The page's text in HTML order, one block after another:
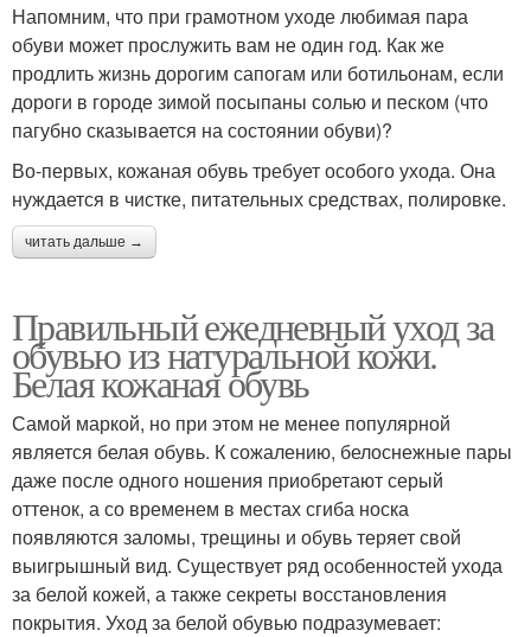
Напомним, что при грамотном уходе любимая пара
обуви может прослужить вам не один год. Как же
продлить жизнь дорогим сапогам или ботильонам, если
дороги в городе зимой посыпаны солью и песком (что
пагубно сказывается на состоянии обуви)?
Во-первых, кожаная обувь требует особого ухода. Она
нуждается в чистке, питательных средствах, полировке.
читать дальше →
Правильный ежедневный уход за
обувью из натуральной кожи.
Белая кожаная обувь
Самой маркой, но при этом не менее популярной
является белая обувь. К сожалению, белоснежные пары
даже после одного ношения приобретают серый
оттенок, а со временем в местах сгиба носка
появляются заломы, трещины и обувь теряет свой
выигрышный вид. Существует ряд особенностей ухода
за белой кожей, а также секреты восстановления
покрытия. Уход за белой обувью подразумевает: